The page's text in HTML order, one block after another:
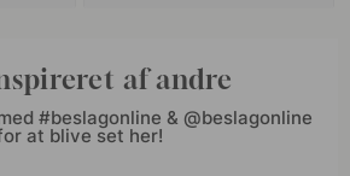
af andre
#beslagonline & @beslagonline
at blive set her!